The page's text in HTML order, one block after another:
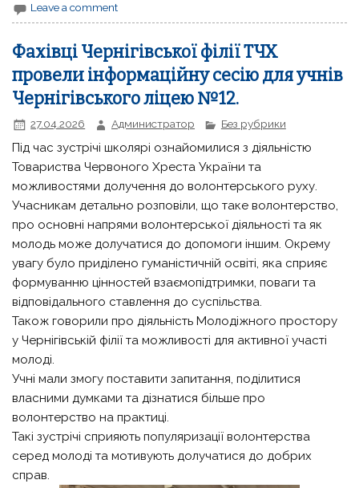
Leave a comment
Фахівці Чернігівської філії ТЧХ
провели інформаційну сесію для учнів
Чернігівського ліцею №12.
27.04.2026 Администратор Без рубрики
Під час зустрічі школярі ознайомилися з діяльністю
Товариства Червоного Хреста України та
можливостями долучення до волонтерського руху.
Учасникам детально розповіли, що таке волонтерство,
про основні напрями волонтерської діяльності та як
молодь може долучатися до допомоги іншим. Окрему
увагу було приділено гуманістичній освіті, яка сприяє
формуванню цінностей взаємопідтримки, поваги та
відповідального ставлення до суспільства.
Також говорили про діяльність Молодіжного простору
у Чернігівській філії та можливості для активної участі
молоді.
Учні мали змогу поставити запитання, поділитися
власними думками та дізнатися більше про
волонтерство на практиці.
Такі зустрічі сприяють популяризації волонтерства
серед молоді та мотивують долучатися до добрих
справ.